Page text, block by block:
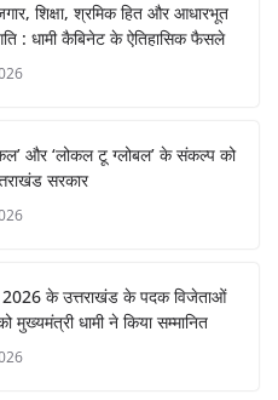
शिक्षा, श्रमिक हित और आधारभूत
: धामी कैबिनेट के ऐतिहासिक फैसले
और ‘लोकल टू ग्लोबल’ के संकल्प को
सरकार
2026 के उत्तराखंड के पदक विजेताओं
मुख्यमंत्री धामी ने किया सम्मानित